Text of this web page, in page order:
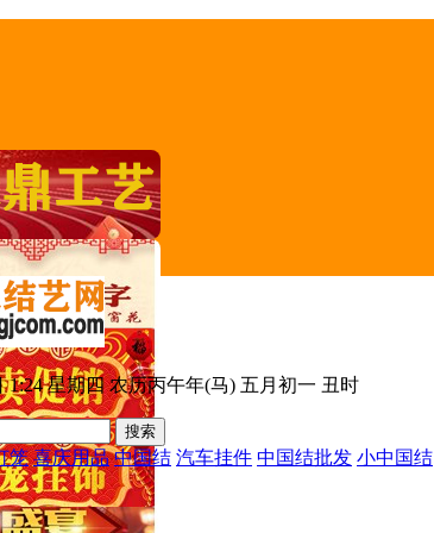
1:24 星期四 农历丙午年(马) 五月初一 丑时
笼 喜庆用品 中国结 汽车挂件 中国结批发 小中国结